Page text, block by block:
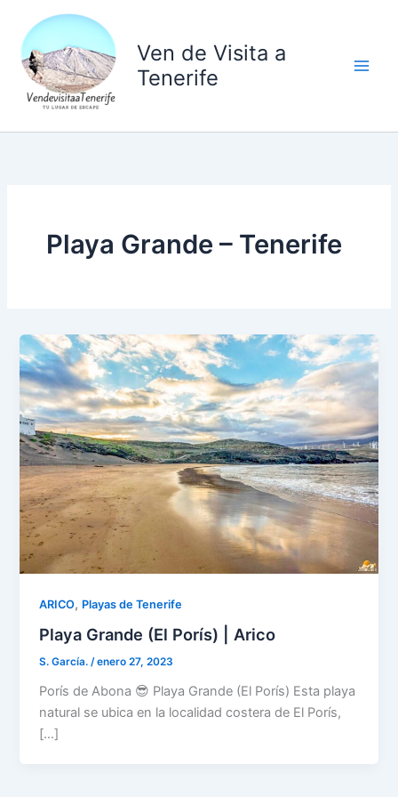
contenido
Ven de Visita a
Tenerife
Playa Grande – Tenerife
ARICO, Playas de Tenerife
Playa Grande (El Porís) | Arico
S. García./enero 27, 2023
Porís de Abona 😎 Playa Grande (El Porís) Esta playa
natural se ubica en la localidad costera de El Porís,
[…]